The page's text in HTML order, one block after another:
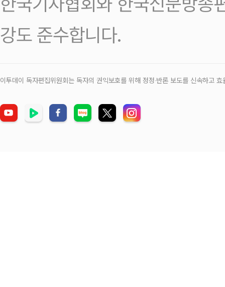
강도 준수합니다.
이투데이 독자편집위원회는 독자의 권익보호를 위해 정정‧반론 보도를 신속하고